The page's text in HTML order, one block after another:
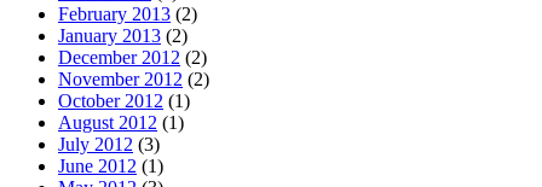
February 2013 (2)
January 2013 (2)
December 2012 (2)
November 2012 (2)
October 2012 (1)
August 2012 (1)
July 2012 (3)
June 2012 (1)